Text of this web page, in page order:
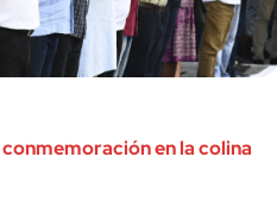
cerrar
en la colina